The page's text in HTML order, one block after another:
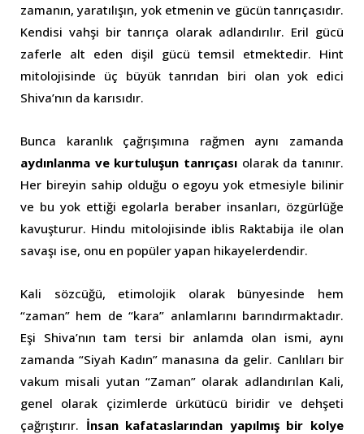
zamanın, yaratılışın, yok etmenin ve gücün tanrıçasıdır.
Kendisi vahşi bir tanrıça olarak adlandırılır. Eril gücü
zaferle alt eden dişil gücü temsil etmektedir. Hint
mitolojisinde üç büyük tanrıdan biri olan yok edici
Shiva’nın da karısıdır.
Bunca karanlık çağrışımına rağmen aynı zamanda
aydınlanma ve kurtuluşun tanrıçası olarak da tanınır.
Her bireyin sahip olduğu o egoyu yok etmesiyle bilinir
ve bu yok ettiği egolarla beraber insanları, özgürlüğe
kavuşturur. Hindu mitolojisinde iblis Raktabija ile olan
savaşı ise, onu en popüler yapan hikayelerdendir.
Kali sözcüğü, etimolojik olarak bünyesinde hem
“zaman” hem de “kara” anlamlarını barındırmaktadır.
Eşi Shiva’nın tam tersi bir anlamda olan ismi, aynı
zamanda “Siyah Kadın” manasına da gelir. Canlıları bir
vakum misali yutan “Zaman” olarak adlandırılan Kali,
genel olarak çizimlerde ürkütücü biridir ve dehşeti
çağrıştırır. İnsan kafataslarından yapılmış bir kolye